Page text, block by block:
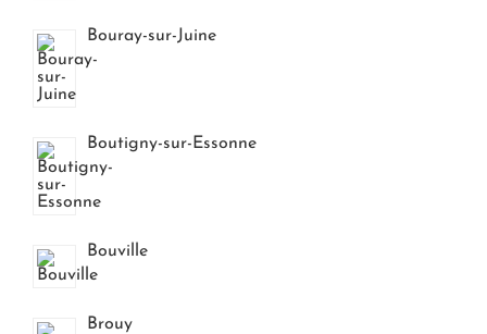
Bouray-sur-Juine
Boutigny-sur-Essonne
Bouville
Brouy